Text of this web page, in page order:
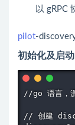
以 gRPC
pilot-
初始化及启动
//go 语言，
// 创建